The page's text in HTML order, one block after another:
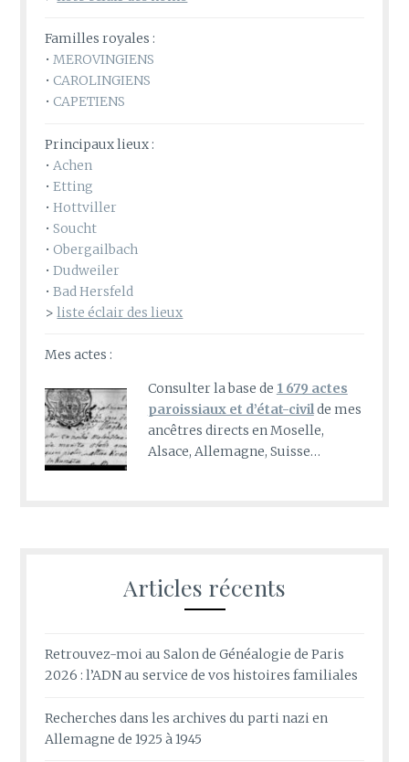
Familles royales :
•MEROVINGIENS
•CAROLINGIENS
•CAPETIENS
Principaux lieux :
•Achen
•Etting
•Hottviller
•Soucht
•Obergailbach
•Dudweiler
•Bad Hersfeld
>liste éclair des lieux
Mes actes :
Consulter la base de 1 679 actes
paroissiaux et d’état-civilde mes
ancêtres directs en Moselle,
Alsace, Allemagne, Suisse…
Articles récents
Retrouvez-moi au Salon de Généalogie de Paris
2026 : l’ADN au service de vos histoires familiales
Recherches dans les archives du parti nazi en
Allemagne de 1925 à 1945